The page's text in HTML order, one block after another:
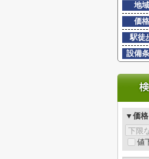
地域
価格
駅徒
設備
▼価格
値